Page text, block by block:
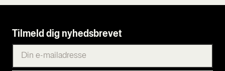
Tilmeld dig nyhedsbrevet